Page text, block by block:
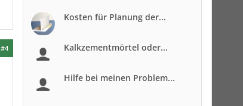
#4
Kosten für Planung der...
Kalkzementmörtel oder...
Hilfe bei meinen Problem...